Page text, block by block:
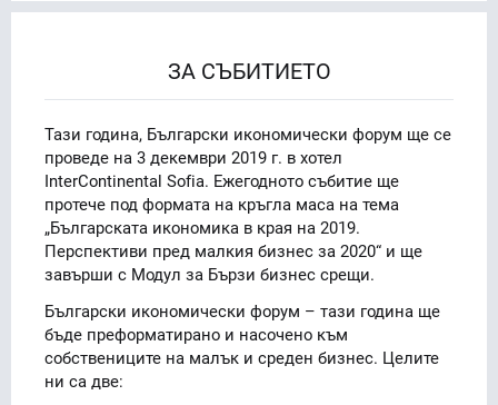
ЗА СЪБИТИЕТО
Тази година, Български икономически форум ще се
проведе на 3 декември 2019 г. в хотел
InterContinental Sofia. Ежегодното събитие ще
протече под формата на кръгла маса на тема
„Българската икономика в края на 2019.
Перспективи пред малкия бизнес за 2020“ и ще
завърши с Модул за Бързи бизнес срещи.
Български икономически форум – тази година ще
бъде преформатирано и насочено към
собствениците на малък и среден бизнес. Целите
ни са две: